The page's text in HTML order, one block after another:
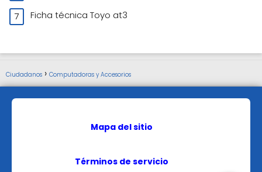
Ficha técnica Toyo at3
Ciudadanos Computadoras y Accesorios
Mapa del sitio
Términos de servicio